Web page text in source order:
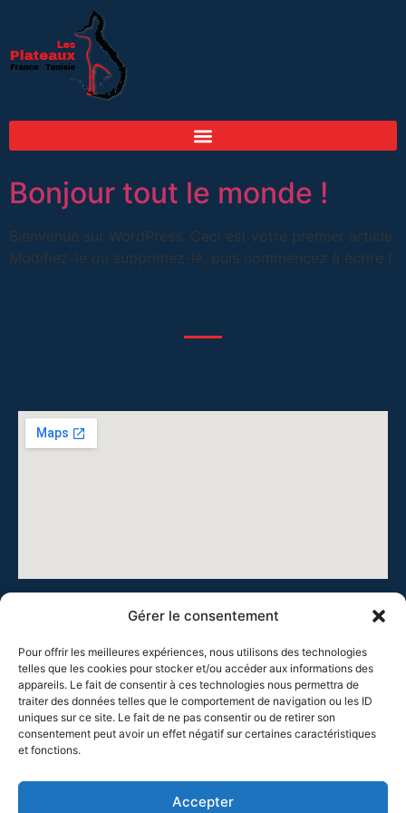
Gérer le consentement
Pour offrir les meilleures expériences, nous utilisons des technologies
telles que les cookies pour stocker et/ou accéder aux informations des
appareils. Le fait de consentir à ces technologies nous permettra de
traiter des données telles que le comportement de navigation ou les ID
uniques sur ce site. Le fait de ne pas consentir ou de retirer son
consentement peut avoir un effet négatif sur certaines caractéristiques
et fonctions.
Accepter
Bonjour tout le monde !
Bienvenue sur WordPress. Ceci est votre premier article.
Modifiez-le ou supprimez-le, puis commencez à écrire !
Cie Théâtre de la Chrysalide, 41 rue Burdeau, 69001 Lyon
Tous droits réservés, Françoise COUPAT, 2025